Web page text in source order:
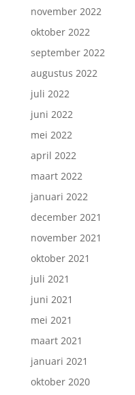
november 2022
oktober 2022
september 2022
augustus 2022
juli 2022
juni 2022
mei 2022
april 2022
maart 2022
januari 2022
december 2021
november 2021
oktober 2021
juli 2021
juni 2021
mei 2021
maart 2021
januari 2021
oktober 2020